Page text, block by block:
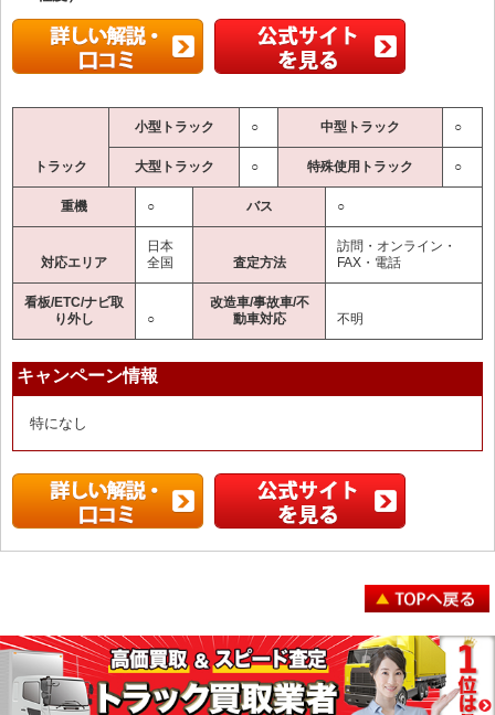
トラック
小型トラック ○ 中型トラック ○
大型トラック ○ 特殊使用トラック ○
重機 ○ バス ○
対応エリア
日本
全国
査定方法
訪問・オンライン・
FAX・電話
看板/ETC/ナビ取
り外し
○
改造車/事故車/不
動車対応
不明
キャンペーン情報
特になし